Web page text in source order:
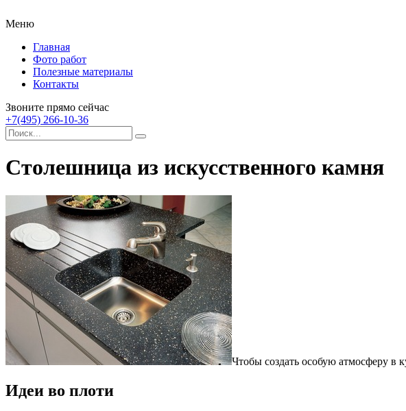
Меню
Главная
Фото работ
Полезные материалы
Контакты
Звоните прямо сейчас
+7(495) 266-10-36
Столешница из искусственного камня
Чтобы создать особую атмосферу в
Идеи во плоти